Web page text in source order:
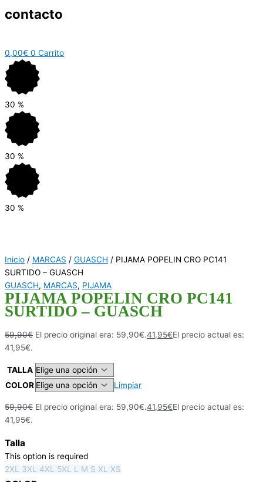
contacto
0,00€ 0 Carrito
30 %
30 %
30 %
Inicio / MARCAS / GUASCH / PIJAMA POPELIN CRO PC141
SURTIDO – GUASCH
GUASCH, MARCAS, PIJAMA
PIJAMA POPELIN CRO PC141
SURTIDO – GUASCH
59,90€ El precio original era: 59,90€.41,95€El precio actual es:
41,95€.
TALLA
COLOR
Limpiar
59,90€ El precio original era: 59,90€.41,95€El precio actual es:
41,95€.
Talla
This option is required
2XL 3XL 4XL 5XL L M S XL XS